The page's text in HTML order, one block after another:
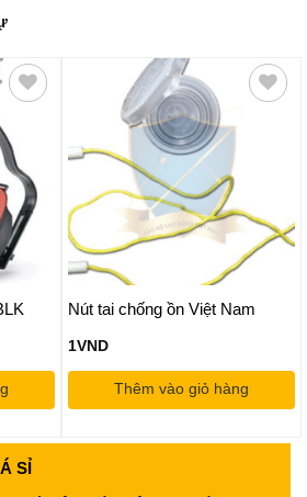
Nút tai chống ồn Việt Nam
1VND
Thêm vào giỏ hàng
SỈ